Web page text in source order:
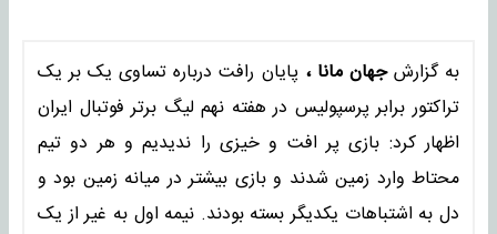
به گزارشجهان مانا ، پایان رافت درباره تساوی یک بر یک
تراکتور برابر پرسپولیس در هفته نهم لیگ برتر فوتبال ایران
اظهار کرد: بازی پر افت و خیزی را ندیدیم و هر دو تیم
محتاط وارد زمین شدند و بازی بیشتر در میانه زمین بود و
دل به اشتباهات یکدیگر بسته بودند. نیمه اول به غیر از یک